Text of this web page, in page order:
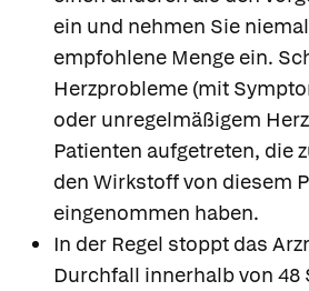
ein und nehmen Sie
empfohlene Menge ein.
Herzprobleme (mit
oder unregelmäßigem
Patienten aufgetreten, die
den Wirkstoff von diesem
eingenommen haben.
In der Regel stoppt das
Durchfall innerhalb von 48